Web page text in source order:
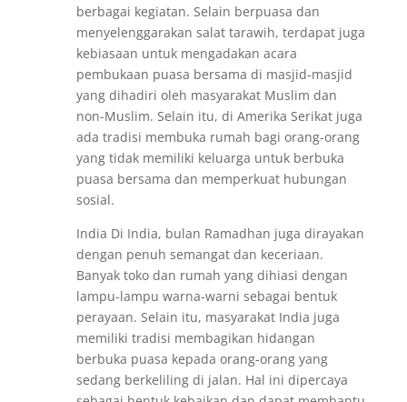
berbagai kegiatan. Selain berpuasa dan
menyelenggarakan salat tarawih, terdapat juga
kebiasaan untuk mengadakan acara
pembukaan puasa bersama di masjid-masjid
yang dihadiri oleh masyarakat Muslim dan
non-Muslim. Selain itu, di Amerika Serikat juga
ada tradisi membuka rumah bagi orang-orang
yang tidak memiliki keluarga untuk berbuka
puasa bersama dan memperkuat hubungan
sosial.
India Di India, bulan Ramadhan juga dirayakan
dengan penuh semangat dan keceriaan.
Banyak toko dan rumah yang dihiasi dengan
lampu-lampu warna-warni sebagai bentuk
perayaan. Selain itu, masyarakat India juga
memiliki tradisi membagikan hidangan
berbuka puasa kepada orang-orang yang
sedang berkeliling di jalan. Hal ini dipercaya